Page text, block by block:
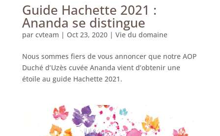
Guide Hachette 2021 :
Ananda se distingue
par cvteam | Oct 23, 2020| Vie du domaine
Nous sommes fiers de vous annoncer que notre AOP
Duché d’Uzès cuvée Ananda vient d’obtenir une
étoile au guide Hachette 2021.